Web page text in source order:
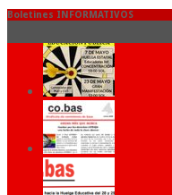
Boletines INFORMATIVOS